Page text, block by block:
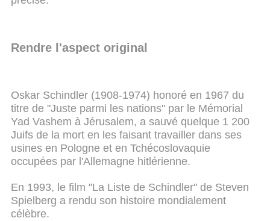
Rendre l'aspect original
Oskar Schindler (1908-1974) honoré en 1967 du
titre de "Juste parmi les nations" par le Mémorial
Yad Vashem à Jérusalem, a sauvé quelque 1 200
Juifs de la mort en les faisant travailler dans ses
usines en Pologne et en Tchécoslovaquie
occupées par l'Allemagne hitlérienne.
En 1993, le film "La Liste de Schindler" de Steven
Spielberg a rendu son histoire mondialement
célèbre.